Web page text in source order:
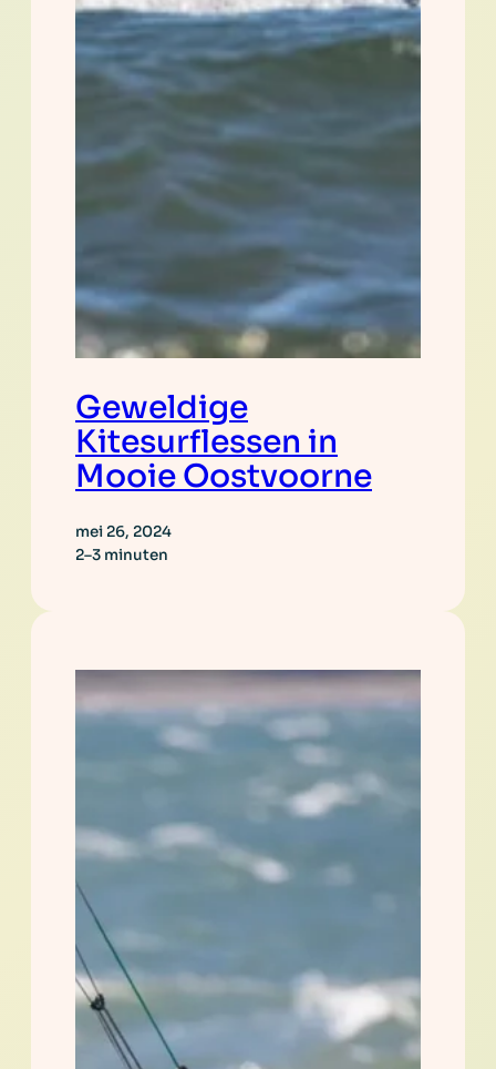
Geweldige
Kitesurflessen in
Mooie Oostvoorne
mei 26, 2024
2–3 minuten